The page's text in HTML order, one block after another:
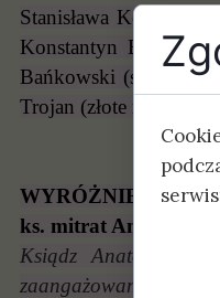
Stanisława Kossak,
Konstantyn
Bańkowski (statuetka),
Trojan (złote medale
WYRÓŻNIENIE –
ks. mitrat Anatol
Ksiądz Anatol
zaangażowaną w